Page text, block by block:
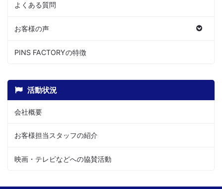
よくある質問
お客様の声
PINS FACTORYの特徴
活動状況
会社概要
お客様担当スタッフの紹介
映画・テレビなどへの協賛活動